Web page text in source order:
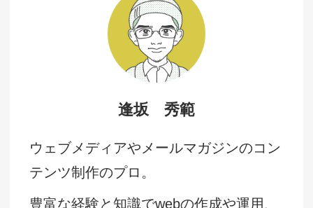
逢坂 秀範
ウェブメディアやメールマガジンのコン
テンツ制作のプロ。
豊富な経験と知識でwebの作成や運用、